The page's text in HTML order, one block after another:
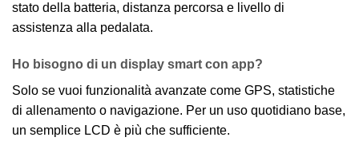
stato della batteria, distanza percorsa e livello di
assistenza alla pedalata.
Ho bisogno di un display smart con app?
Solo se vuoi funzionalità avanzate come GPS, statistiche
di allenamento o navigazione. Per un uso quotidiano base,
un semplice LCD è più che sufficiente.